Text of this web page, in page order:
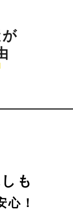
も
心！